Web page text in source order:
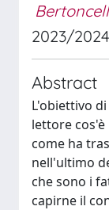
2023/2024
Abstract
L'obiettivo
lettore cos'è
come ha
nell'ultimo
che sono i
capirne il